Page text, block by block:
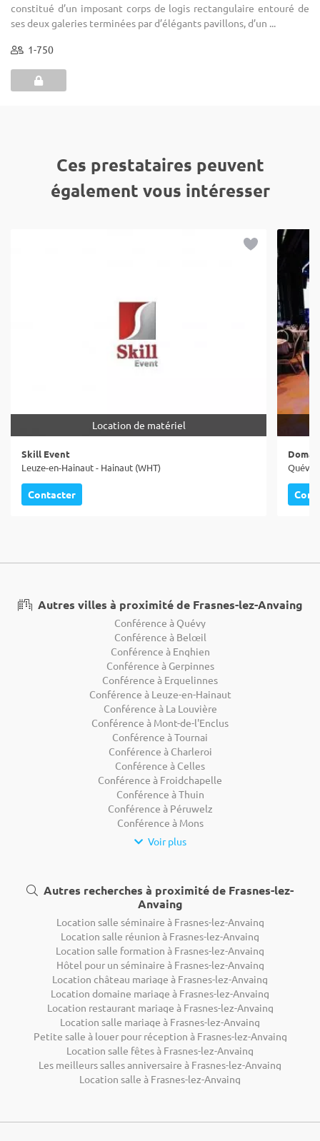
constitué d’un imposant corps de logis rectangulaire entouré de
ses deux galeries terminées par d’élégants pavillons, d’un ...
1-750
Ces prestataires peuvent
également vous intéresser
Location de matériel
Skill Event
Leuze-en-Hainaut - Hainaut (WHT)
Contacter
Quévy
Autres villes à proximité de Frasnes-lez-Anvaing
Conférence à Quévy
Conférence à Belœil
Conférence à Enghien
Conférence à Gerpinnes
Conférence à Erquelinnes
Conférence à Leuze-en-Hainaut
Conférence à La Louvière
Conférence à Mont-de-l'Enclus
Conférence à Tournai
Conférence à Charleroi
Conférence à Celles
Conférence à Froidchapelle
Conférence à Thuin
Conférence à Péruwelz
Conférence à Mons
Voir plus
Autres recherches à proximité de Frasnes-lez-
Anvaing
Location salle séminaire à Frasnes-lez-Anvaing
Location salle réunion à Frasnes-lez-Anvaing
Location salle formation à Frasnes-lez-Anvaing
Hôtel pour un séminaire à Frasnes-lez-Anvaing
Location château mariage à Frasnes-lez-Anvaing
Location domaine mariage à Frasnes-lez-Anvaing
Location restaurant mariage à Frasnes-lez-Anvaing
Location salle mariage à Frasnes-lez-Anvaing
Petite salle à louer pour réception à Frasnes-lez-Anvaing
Location salle fêtes à Frasnes-lez-Anvaing
Les meilleurs salles anniversaire à Frasnes-lez-Anvaing
Location salle à Frasnes-lez-Anvaing